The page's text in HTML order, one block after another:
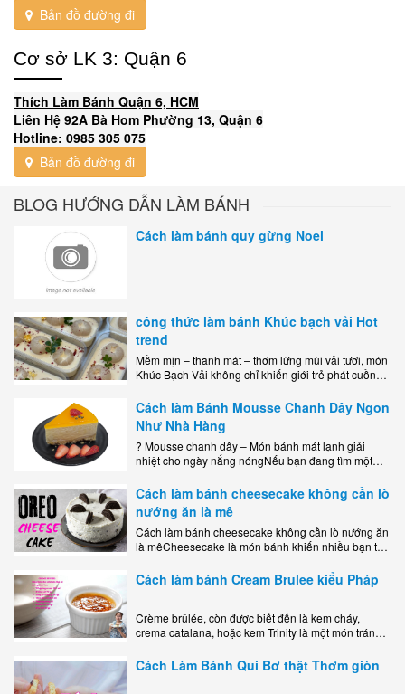
Bản đồ đường đi
Cơ sở LK 3: Quận 6
Thích Làm Bánh Quận 6, HCM
Liên Hệ 92A Bà Hom Phường 13, Quận 6
Hotline: 0985 305 075
Bản đồ đường đi
BLOG HƯỚNG DẪN LÀM BÁNH
Cách làm bánh quy gừng Noel
công thức làm bánh Khúc bạch vải Hot
trend
Mềm mịn – thanh mát – thơm lừng mùi vải tươi, món
Khúc Bạch Vải không chỉ khiến giới trẻ phát cuồng
Cách làm Bánh Mousse Chanh Dây Ngon
Như Nhà Hàng
? Mousse chanh dây – Món bánh mát lạnh giải
nhiệt cho ngày nắng nóngNếu bạn đang tìm một
dễ..
Cách làm bánh cheesecake không cần lò
nướng ăn là mê
Cách làm bánh cheesecake không cần lò nướng ăn
là mêCheesecake là món bánh khiến nhiều bạn trẻ
kem..
Cách làm bánh Cream Brulee kiểu Pháp
Crème brûlée, còn được biết đến là kem cháy,
crema catalana, hoặc kem Trinity là một món tráng
lớp..
Cách Làm Bánh Qui Bơ thật Thơm giòn